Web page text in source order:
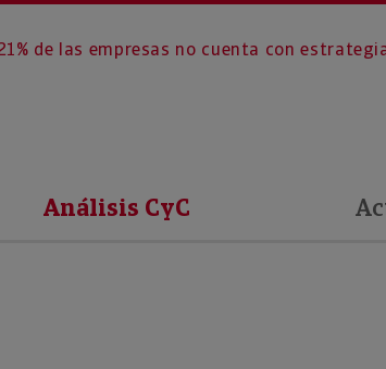
de las empresas no cuenta con
Análisis CyC